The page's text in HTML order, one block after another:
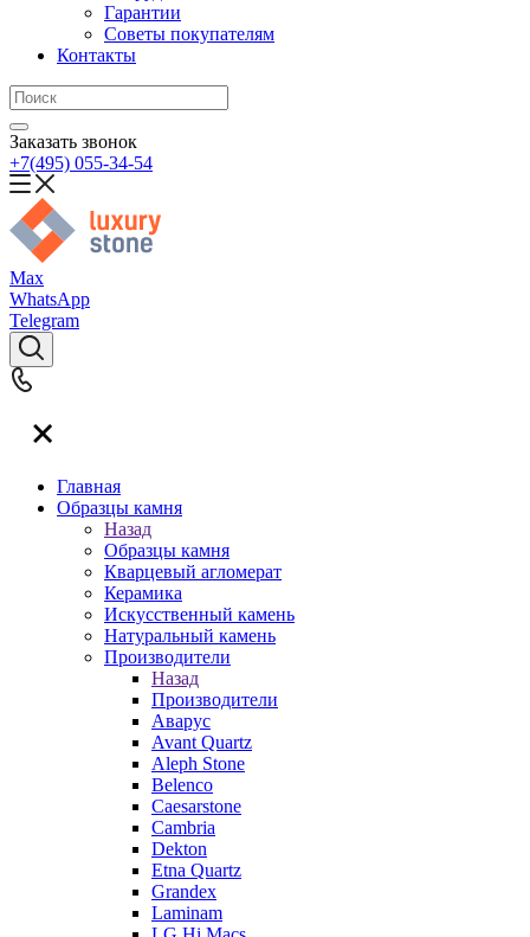
Гарантии
Советы покупателям
Контакты
Заказать звонок
+7(495) 055-34-54
Max
WhatsApp
Telegram
Главная
Образцы камня
Назад
Образцы камня
Кварцевый агломерат
Керамика
Искусственный камень
Натуральный камень
Производители
Назад
Производители
Аварус
Avant Quartz
Aleph Stone
Belenco
Caesarstone
Cambria
Dekton
Etna Quartz
Grandex
Laminam